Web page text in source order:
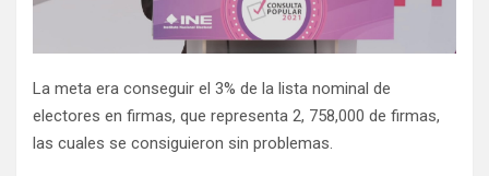
La meta era conseguir el 3% de la lista nominal de
electores en firmas, que representa 2, 758,000 de firmas,
las cuales se consiguieron sin problemas.